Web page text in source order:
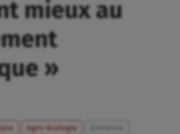
mieux au
»
Agro-écologie